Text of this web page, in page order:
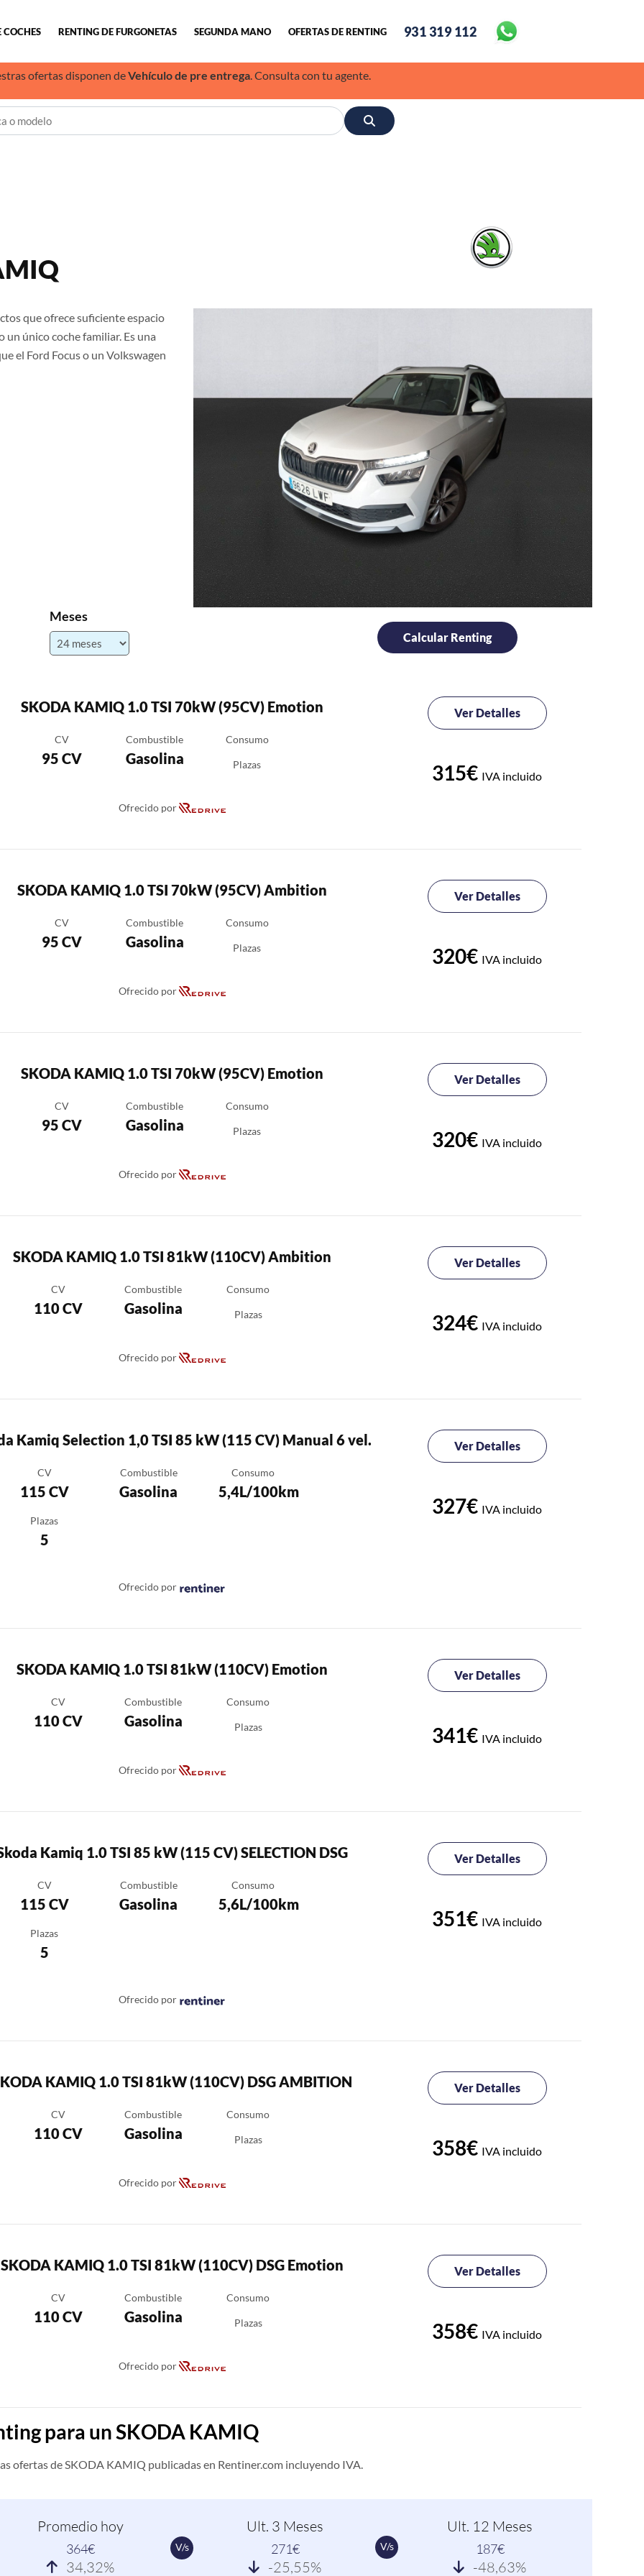
COCHES RENTING DE FURGONETAS SEGUNDA MANO OFERTAS DE RENTING 931 319 112
ofertas disponen deVehículo de pre entrega. Consulta con tu agente.
que ofrece suficiente espacio
único coche familiar. Es una
el Ford Focus o un Volkswagen
Meses
SKODA KAMIQ 1.0 TSI 70kW (95CV) Emotion
CV
95 CV
Combustible
Gasolina
Consumo
Plazas
Ofrecido por
Ver Detalles
315€ IVA incluido
SKODA KAMIQ 1.0 TSI 70kW (95CV) Ambition
CV
95 CV
Combustible
Gasolina
Consumo
Plazas
Ofrecido por
Ver Detalles
320€ IVA incluido
SKODA KAMIQ 1.0 TSI 70kW (95CV) Emotion
CV
95 CV
Combustible
Gasolina
Consumo
Plazas
Ofrecido por
Ver Detalles
320€ IVA incluido
SKODA KAMIQ 1.0 TSI 81kW (110CV) Ambition
CV
110 CV
Combustible
Gasolina
Consumo
Plazas
Ofrecido por
Ver Detalles
324€ IVA incluido
Kamiq Selection 1,0 TSI 85 kW (115 CV) Manual 6 vel.
CV
115 CV
Combustible
Gasolina
Consumo
5,4L/100km
Plazas
5
Ofrecido por
Ver Detalles
327€ IVA incluido
SKODA KAMIQ 1.0 TSI 81kW (110CV) Emotion
CV
110 CV
Combustible
Gasolina
Consumo
Plazas
Ofrecido por
Ver Detalles
341€ IVA incluido
Kamiq 1.0 TSI 85 kW (115 CV) SELECTION DSG
CV
115 CV
Combustible
Gasolina
Consumo
5,6L/100km
Plazas
5
Ofrecido por
Ver Detalles
351€ IVA incluido
KAMIQ 1.0 TSI 81kW (110CV) DSG AMBITION
CV
110 CV
Combustible
Gasolina
Consumo
Plazas
Ofrecido por
Ver Detalles
358€ IVA incluido
SKODA KAMIQ 1.0 TSI 81kW (110CV) DSG Emotion
CV
110 CV
Combustible
Gasolina
Consumo
Plazas
Ofrecido por
Ver Detalles
358€ IVA incluido
para un SKODA KAMIQ
ofertas de SKODA KAMIQ publicadas en Rentiner.com incluyendo IVA.
Promedio hoy
364€
34,32%
V/s
Ult. 3 Meses
271€
-25,55%
V/s
Ult. 12 Meses
187€
-48,63%